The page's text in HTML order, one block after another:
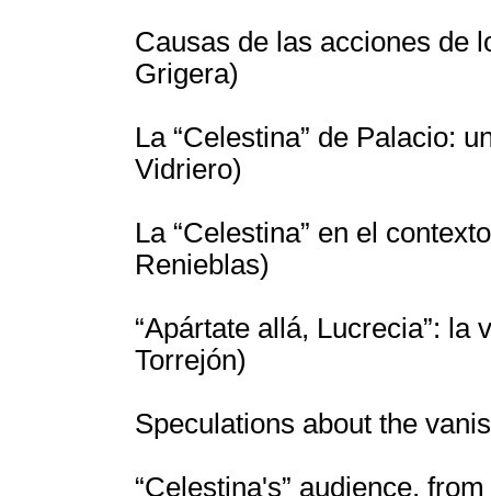
Causas de las acciones de
Grigera)
La “Celestina” de Palacio:
Vidriero)
La “Celestina” en el
Renieblas)
“Apártate allá, Lucrecia”:
Torrejón)
Speculations about the
“Celestina's” audience,